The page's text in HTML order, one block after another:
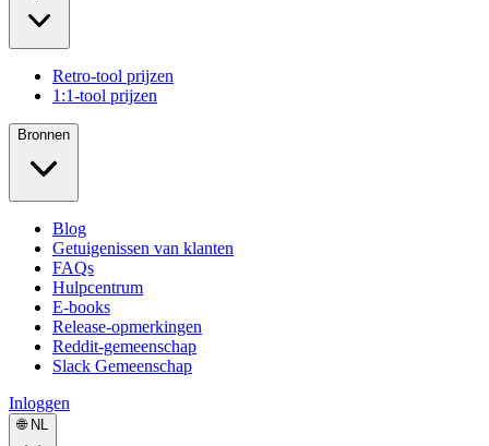
Retro-tool prijzen
1:1-tool prijzen
Bronnen
Blog
Getuigenissen van klanten
FAQs
Hulpcentrum
E-books
Release-opmerkingen
Reddit-gemeenschap
Slack Gemeenschap
Inloggen
🌐 NL